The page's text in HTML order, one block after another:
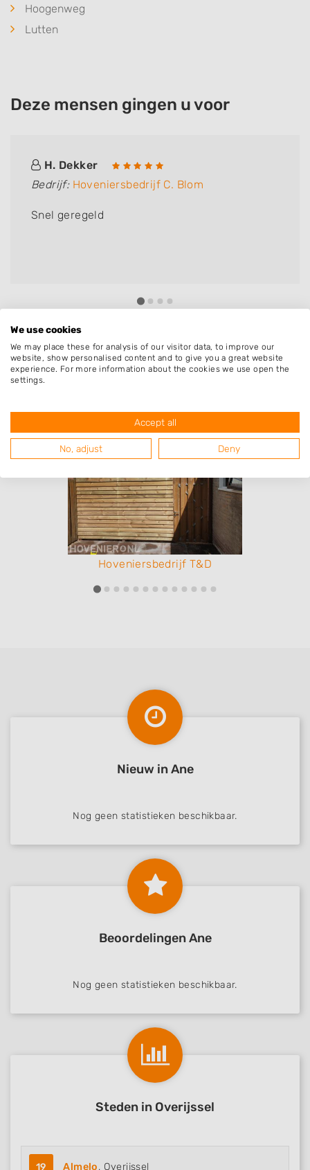
Hoogenweg
Lutten
Deze mensen gingen u voor
H. Dekker
Bedrijf: Hoveniersbedrijf C. Blom
Snel geregeld
Resultaten van hoveniers uit de
regio Ane met specialisatie
Hoveniersbedrijf T&D
Nieuw in Ane
Nog geen statistieken beschikbaar.
Beoordelingen Ane
Nog geen statistieken beschikbaar.
Steden in Overijssel
19 Almelo, Overijssel
We use cookies
We may place these for analysis of our visitor data, to improve our
website, show personalised content and to give you a great website
experience. For more information about the cookies we use open the
settings.
Accept all
No, adjust Deny